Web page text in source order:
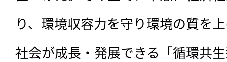
り、環境収容力を守り環境の質を
社会が成長・発展できる「循環共